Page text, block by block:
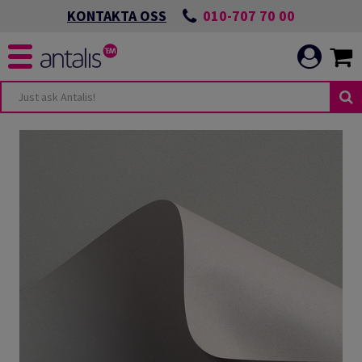
KONTAKTA OSS 010-707 70 00